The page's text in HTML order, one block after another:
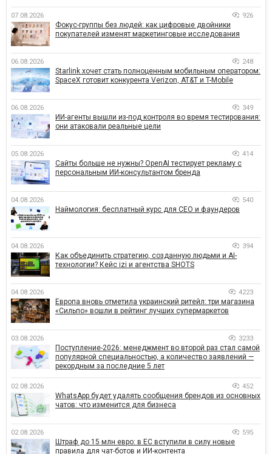
07.08.2026 926
Фокус-группы без людей: как цифровые двойники
покупателей изменят маркетинговые исследования
06.08.2026 248
Starlink хочет стать полноценным мобильным оператором:
SpaceX готовит конкурента Verizon, AT&T и T-Mobile
06.08.2026 349
ИИ-агенты вышли из-под контроля во время тестирования:
они атаковали реальные цели
05.08.2026 414
Сайты больше не нужны? OpenAI тестирует рекламу с
персональным ИИ-консультантом бренда
04.08.2026 540
Наймология: бесплатный курс для CEO и фаундеров
04.08.2026 394
Как объединить стратегию, созданную людьми и AI-
технологии? Кейс izi и агентства SHOTS
04.08.2026 4223
Европа вновь отметила украинский ритейл: три магазина
«Сильпо» вошли в рейтинг лучших супермаркетов
03.08.2026 3233
Поступление-2026: менеджмент во второй раз стал самой
популярной специальностью, а количество заявлений —
рекордным за последние 5 лет
02.08.2026 452
WhatsApp будет удалять сообщения брендов из основных
чатов: что изменится для бизнеса
02.08.2026 595
Штраф до 15 млн евро: в ЕС вступили в силу новые
правила для чат-ботов и ИИ-контента